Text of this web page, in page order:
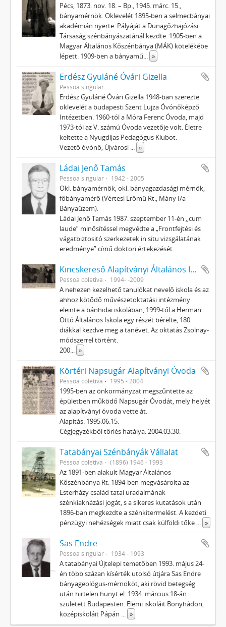
Pécs, 1873. nov. 18. – Bp., 1945. márc. 15.,
bányamérnök. Oklevelét 1895-ben a selmecbányai
akadémián nyerte. Pályáját a Dunagőzhajózási
Társaság szénbányászatánál kezdte. 1905-ben a
Magyar Általános Kőszénbánya (MÁK) kötelékébe
lépett. 1909-ben a bányamű... »
Erdész Gyuláné Óvári Gizella
Pessoa singular
Erdész Gyuláné Óvári Gizella 1948-ban szerezte
oklevelét a budapesti Szent Lujza Óvónőképző
Intézetben. 1960-tól a Móra Ferenc Óvoda, majd
1973-tól az V. számú Óvoda vezetője volt. Életre
keltette a Nyugdíjas Pedagógus Klubot.
Vezető óvónő, Újvárosi ... »
Ládai Jenő Tamás
Pessoa singular 1942 - 2005
Okl. bányamérnök, okl. bányagazdasági mérnök,
főbányamérő (Vértesi Erőmű Rt., Mány I/a
Bányaüzem).
Ládai Jenő Tamás 1987. szeptember 11-én ,,cum
laude” minősítéssel megvédte a „Frontfejtési és
vágatbiztositó szerkezetek in situ vizsgálatának
eredménye” című doktori értekezését.
Kincskereső Alapítványi Általános Iskola és Alapfokú Művészetoktatási Intézmény
Pessoa coletiva 1994- -2009
A nehezen kezelhető tanulókat nevelő iskola és az
ahhoz kötődő művészetoktatási intézmény
eleinte a bánhidai iskolában, 1999-től a Herman
Ottó Általános Iskola egy részét bérelte, 180
diákkal kezdve meg a tanévet. Az oktatás Zsolnay-
módszerrel történt.
200... »
Körtéri Napsugár Alapítványi Óvoda
Pessoa coletiva 1995 - 2004.
1995-ben az önkormányzat megszűntette az
épületben működő Napsugár Óvodát, mely helyét
az alapítványi óvoda vette át.
Alapítás: 1995.06.15.
Cégjegyzékből törlés hatálya: 2004.03.30.
Tatabányai Szénbányák Vállalat
Pessoa coletiva (1896) 1946 - 1993
Az 1891-ben alakult Magyar Általános
Kőszénbánya Rt. 1894-ben megvásárolta az
Esterházy család tatai uradalmának
szénkiaknázási jogát, s a sikeres kutatások után
1896-ban megkezdte a szénkitermelést. A kezdeti
pénzügyi nehézségek miatt csak külföldi tőke ... »
Sas Endre
Pessoa singular 1934 - 1993
A tatabányai Újtelepi temető­ben 1993. május 24-
én több százan kísérték utolsó útjára Sas Endre
bányageológus-mérnököt, aki rövid betegség
után hir­telen hunyt el. 1934. március 18-án
született Budapesten. Elemi iskoláit Bonyhádon,
középiskoláit Pápán ... »